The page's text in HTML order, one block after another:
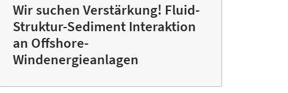
Wir suchen Verstärkung! Fluid-
Struktur-Sediment Interaktion
an Offshore-
Windenergieanlagen